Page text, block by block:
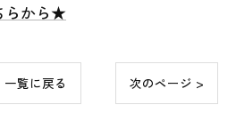
らから★
一覧に戻る 次のページ >